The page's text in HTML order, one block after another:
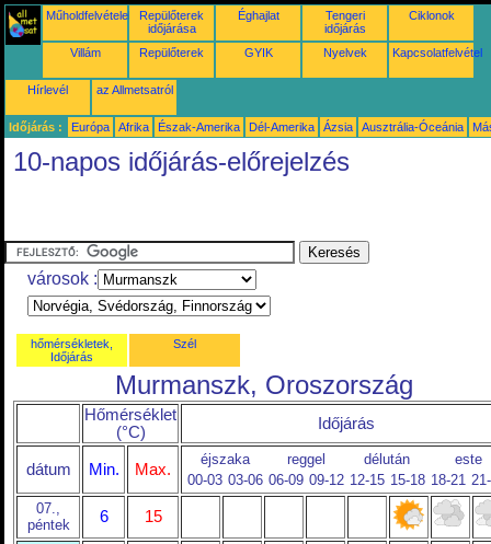
Műholdfelvételek
Repülőterek
időjárása
Éghajlat
Tengeri
időjárás
Ciklonok
Villám Repülőterek GYIK Nyelvek Kapcsolatfelvétel
Hírlevél az Allmetsatról
Időjárás : Európa Afrika Észak-Amerika Dél-Amerika Ázsia Ausztrália-Óceánia
10-napos időjárás-előrejelzés
városok :
hőmérsékletek,
Időjárás
Szél
Murmanszk, Oroszország
Hőmérséklet
(°C)
Időjárás
dátum Min. Max.
éjszaka reggel délután
este
00-03 03-06 06-09 09-12 12-15 15-18 18-21
07.,
péntek
6 15